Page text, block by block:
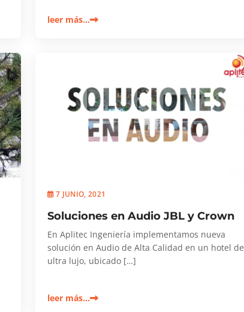
leer más…
7 JUNIO, 2021
Soluciones en Audio JBL y Crown
En Aplitec Ingeniería implementamos nueva
solución en Audio de Alta Calidad en un hotel de
ultra lujo, ubicado […]
leer más…